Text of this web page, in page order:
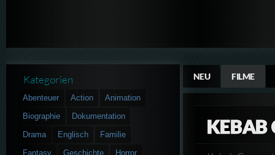
NEU FILME
KEBAB
Kategorien
Abenteuer Action
Animation
Biographie
Dokumentation
Drama
Englisch
Familie
Fantasy
Geschichte
Horror